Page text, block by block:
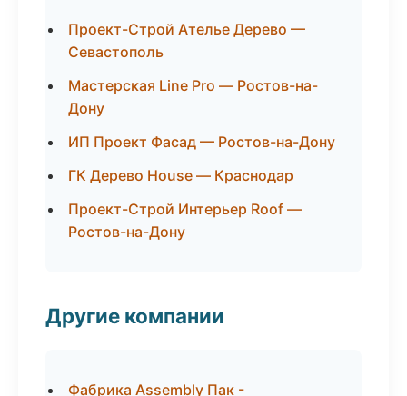
Проект-Строй Ателье Дерево —
Севастополь
Мастерская Line Pro — Ростов-на-
Дону
ИП Проект Фасад — Ростов-на-Дону
ГК Дерево House — Краснодар
Проект-Строй Интерьер Roof —
Ростов-на-Дону
Другие компании
Фабрика Assembly Пак -